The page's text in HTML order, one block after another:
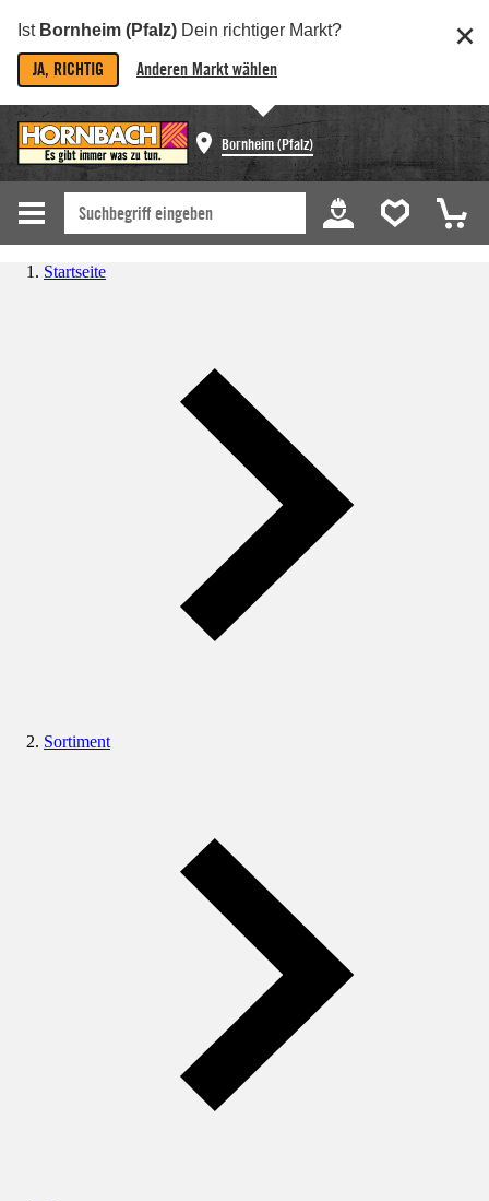
Ist Bornheim (Pfalz) Dein richtiger Markt?
JA, RICHTIG Anderen Markt wählen
Bornheim (Pfalz)
Startseite
Sortiment